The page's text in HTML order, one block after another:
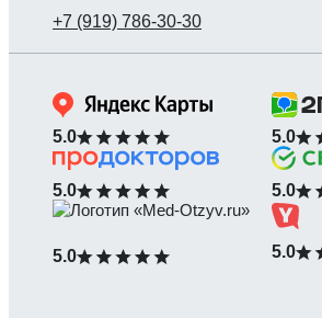
5.0 5.0
5.0 5.0
5.0 5.0